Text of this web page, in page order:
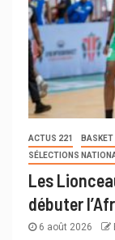
ACTUS 221 BASKET
SÉLECTIONS
Les
débuter
6 août 2026